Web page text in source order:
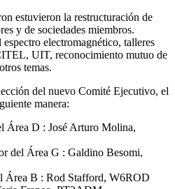
estuvieron la restructuración de
y de sociedades miembros.
electromagnético, talleres
, UIT, reconocimiento mutuo de
temas.
del nuevo Comité Ejecutivo, el
manera:
Área D : José Arturo Molina,
del Área G : Galdino Besomi,
Área B : Rod Stafford, W6ROD